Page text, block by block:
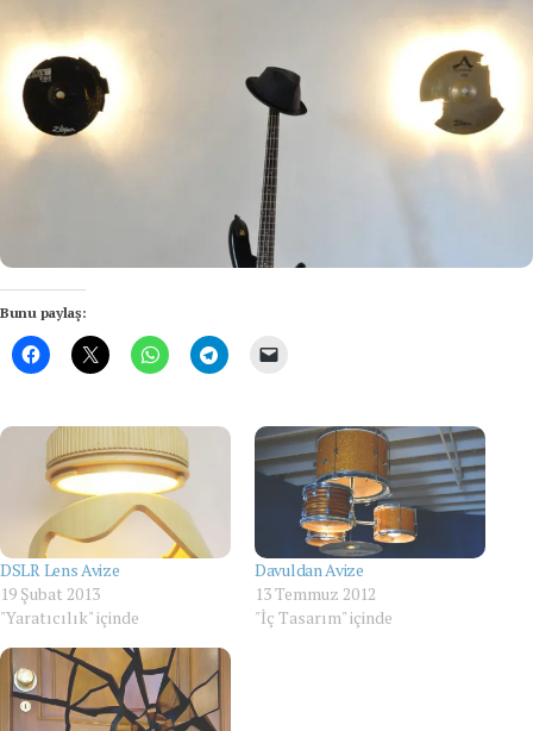
Bunu paylaş:
DSLR Lens Avize
19 Şubat 2013
"Yaratıcılık" içinde
Davuldan Avize
13 Temmuz 2012
"İç Tasarım" içinde